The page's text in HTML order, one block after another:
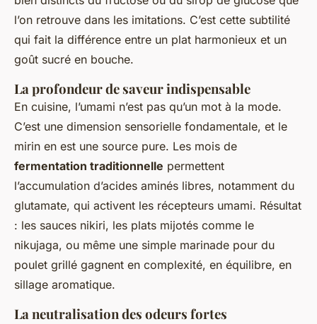
l’on retrouve dans les imitations. C’est cette subtilité
qui fait la différence entre un plat harmonieux et un
goût sucré en bouche.
La profondeur de saveur indispensable
En cuisine, l’umami n’est pas qu’un mot à la mode.
C’est une dimension sensorielle fondamentale, et le
mirin en est une source pure. Les mois de
fermentation traditionnelle permettent
l’accumulation d’acides aminés libres, notamment du
glutamate, qui activent les récepteurs umami. Résultat
: les sauces nikiri, les plats mijotés comme le
nikujaga, ou même une simple marinade pour du
poulet grillé gagnent en complexité, en équilibre, en
sillage aromatique.
La neutralisation des odeurs fortes